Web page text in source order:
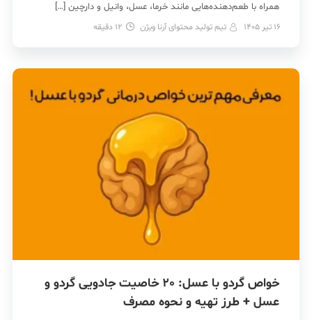
همراه با طعم‌دهنده‌هایی مانند خرما، عسل، وانیل و دارچین […]
16 تیر 1405 تیم تولید محتوای آرنا ویژن 12 دقیقه
خواص گردو با عسل: 20 خاصیت جادویی گردو و
عسل + طرز تهیه و نحوه مصرف